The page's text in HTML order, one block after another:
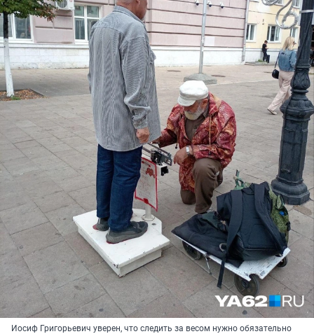
Иосиф Григорьевич уверен, что следить за весом нужно обязательно